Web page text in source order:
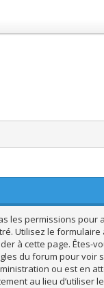
les permissions
Utilisez le
à cette page. Êtes-
du forum pour
ou est en
au lieu d’utiliser